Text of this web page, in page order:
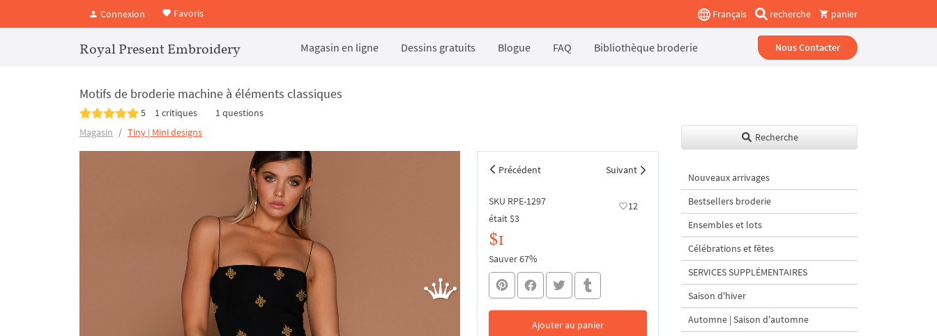
Connexion Favoris Français recherche panier
Royal Present Embroidery Magasin en ligne Dessins gratuits Blogue FAQ Bibliothèque broderie Nous Contacter
Motifs de broderie machine à éléments classiques
5 1 critiques
1 questions
Magasin
Tiny | Mini designs
Précédent Suivant
SKU RPE-1297
12
était $3
$1
Sauver 67%
Ajouter au panier
Recherche
Nouveaux arrivages
Bestsellers broderie
Ensembles et lots
Célébrations et fêtes
SERVICES SUPPLÉMENTAIRES
Saison d'hiver
Automne | Saison d'automne